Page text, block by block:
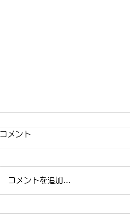
まほらboの2026年8月の予
コメント
コメントを追加…